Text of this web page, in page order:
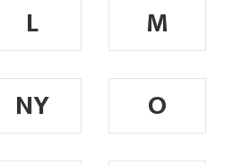
L
M
NY
O